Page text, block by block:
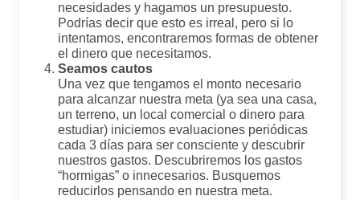
necesidades y hagamos un presupuesto.
Podrías decir que esto es irreal, pero si lo
intentamos, encontraremos formas de obtener
el dinero que necesitamos.
Seamos cautos
Una vez que tengamos el monto necesario
para alcanzar nuestra meta (ya sea una casa,
un terreno, un local comercial o dinero para
estudiar) iniciemos evaluaciones periódicas
cada 3 días para ser consciente y descubrir
nuestros gastos. Descubriremos los gastos
“hormigas” o innecesarios. Busquemos
reducirlos pensando en nuestra meta.